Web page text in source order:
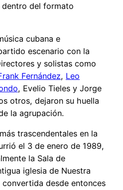
del formato
cubana e
escenario con la
y solistas como
Fernández, Leo
, Evelio Tieles y Jorge
otros, dejaron su huella
la agrupación.
trascendentales en la
el 3 de enero de 1989,
la Sala de
iglesia de Nuestra
desde entonces